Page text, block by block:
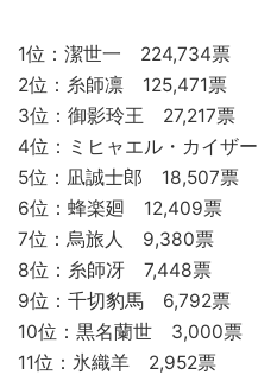
1位：潔世一 224,734票
2位：糸師凛 125,471票
3位：御影玲王 27,217票
4位：ミヒャエル・カイザー
5位：凪誠士郎 18,507票
6位：蜂楽廻 12,409票
7位：烏旅人 9,380票
8位：糸師冴 7,448票
9位：千切豹馬 6,792票
10位：黒名蘭世 3,000票
11位：氷織羊 2,952票